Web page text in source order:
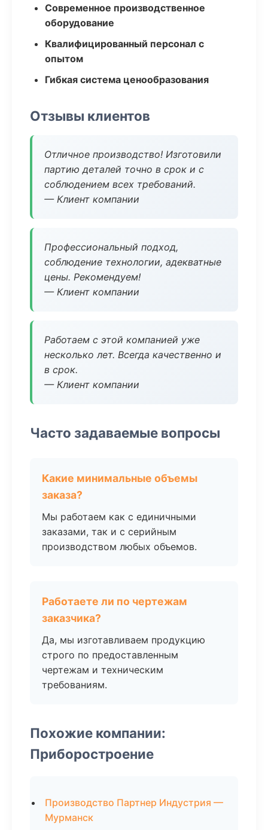
Современное производственное
оборудование
Квалифицированный персонал с
опытом
Гибкая система ценообразования
Отзывы клиентов
Отличное производство! Изготовили
партию деталей точно в срок и с
соблюдением всех требований.
— Клиент компании
Профессиональный подход,
соблюдение технологии, адекватные
цены. Рекомендуем!
— Клиент компании
Работаем с этой компанией уже
несколько лет. Всегда качественно и
в срок.
— Клиент компании
Часто задаваемые вопросы
Какие минимальные объемы
заказа?
Мы работаем как с единичными
заказами, так и с серийным
производством любых объемов.
Работаете ли по чертежам
заказчика?
Да, мы изготавливаем продукцию
строго по предоставленным
чертежам и техническим
требованиям.
Похожие компании:
Приборостроение
Производство Партнер Индустрия —
Мурманск